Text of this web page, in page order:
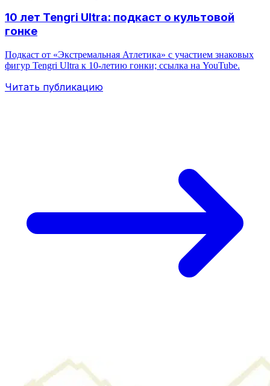
10 лет Tengri Ultra: подкаст о культовой
гонке
Подкаст от «Экстремальная Атлетика» с участием знаковых
фигур Tengri Ultra к 10‑летию гонки; ссылка на YouTube.
Читать публикацию